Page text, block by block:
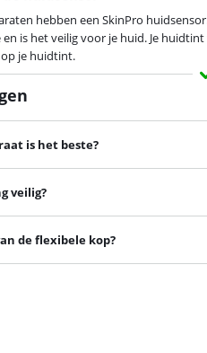
hebben een SkinPro
is het veilig voor je huid. Je
op je huidtint.
is het beste?
veilig?
de flexibele kop?